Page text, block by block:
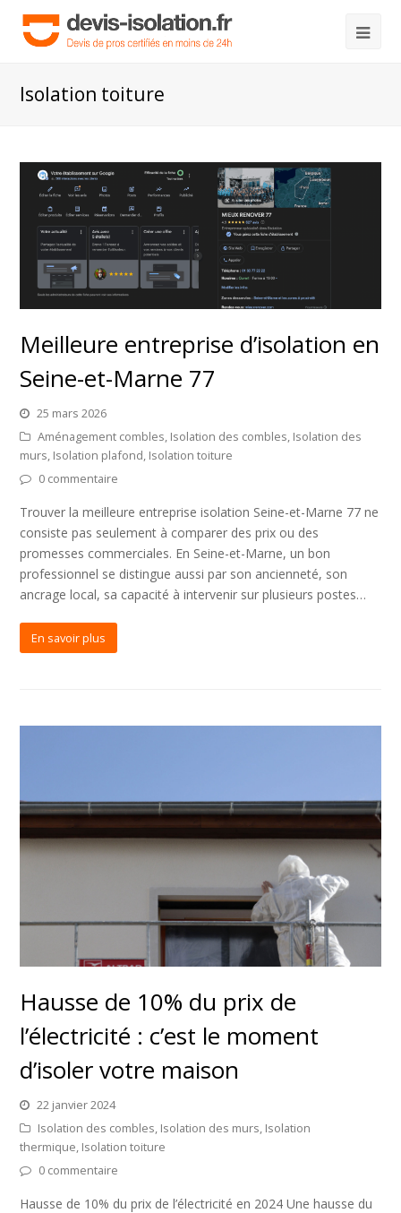
Isolation toiture
Meilleure entreprise d’isolation en
Seine-et-Marne 77
25 mars 2026
Aménagement combles, Isolation des combles, Isolation des
murs, Isolation plafond, Isolation toiture
0 commentaire
Trouver la meilleure entreprise isolation Seine-et-Marne 77 ne
consiste pas seulement à comparer des prix ou des
promesses commerciales. En Seine-et-Marne, un bon
professionnel se distingue aussi par son ancienneté, son
ancrage local, sa capacité à intervenir sur plusieurs postes…
En savoir plus
Hausse de 10% du prix de
l’électricité : c’est le moment
d’isoler votre maison
22 janvier 2024
Isolation des combles, Isolation des murs, Isolation
thermique, Isolation toiture
0 commentaire
Hausse de 10% du prix de l’électricité en 2024 Une hausse du